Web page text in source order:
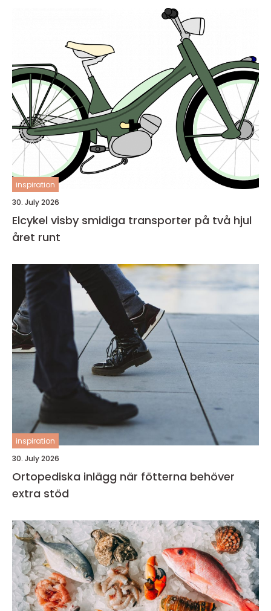
inspiration
30. July 2026
Elcykel visby smidiga transporter på två hjul
året runt
inspiration
30. July 2026
Ortopediska inlägg när fötterna behöver
extra stöd